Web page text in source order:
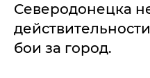
Северодонецка
бои за город.